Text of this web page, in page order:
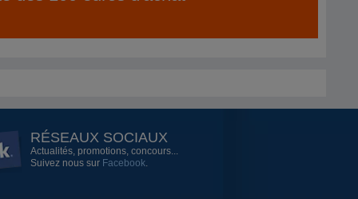
RÉSEAUX SOCIAUX
Actualités, promotions, concours...
Suivez nous sur Facebook.